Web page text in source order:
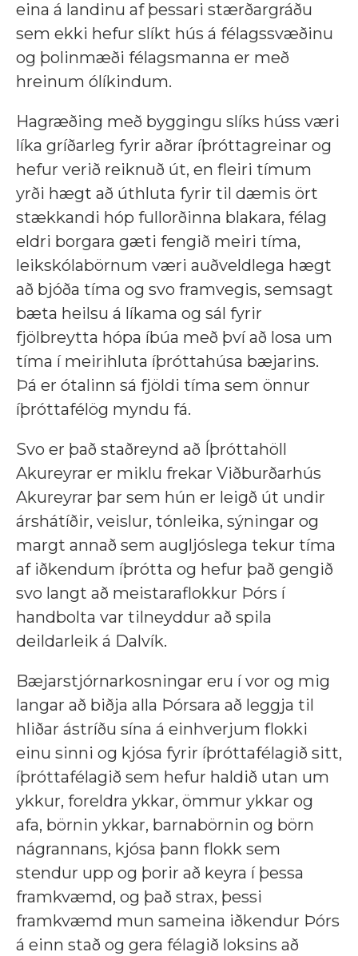
eina á landinu af þessari stærðargráðu
sem ekki hefur slíkt hús á félagssvæðinu
og þolinmæði félagsmanna er með
hreinum ólíkindum.
Hagræðing með byggingu slíks húss væri
líka gríðarleg fyrir aðrar íþróttagreinar og
hefur verið reiknuð út, en fleiri tímum
yrði hægt að úthluta fyrir til dæmis ört
stækkandi hóp fullorðinna blakara, félag
eldri borgara gæti fengið meiri tíma,
leikskólabörnum væri auðveldlega hægt
að bjóða tíma og svo framvegis, semsagt
bæta heilsu á líkama og sál fyrir
fjölbreytta hópa íbúa með því að losa um
tíma í meirihluta íþróttahúsa bæjarins.
Þá er ótalinn sá fjöldi tíma sem önnur
íþróttafélög myndu fá.
Svo er það staðreynd að Íþróttahöll
Akureyrar er miklu frekar Viðburðarhús
Akureyrar þar sem hún er leigð út undir
árshátíðir, veislur, tónleika, sýningar og
margt annað sem augljóslega tekur tíma
af iðkendum íþrótta og hefur það gengið
svo langt að meistaraflokkur Þórs í
handbolta var tilneyddur að spila
deildarleik á Dalvík.
Bæjarstjórnarkosningar eru í vor og mig
langar að biðja alla Þórsara að leggja til
hliðar ástríðu sína á einhverjum flokki
einu sinni og kjósa fyrir íþróttafélagið sitt,
íþróttafélagið sem hefur haldið utan um
ykkur, foreldra ykkar, ömmur ykkar og
afa, börnin ykkar, barnabörnin og börn
nágrannans, kjósa þann flokk sem
stendur upp og þorir að keyra í þessa
framkvæmd, og það strax, þessi
framkvæmd mun sameina iðkendur Þórs
á einn stað og gera félagið loksins að